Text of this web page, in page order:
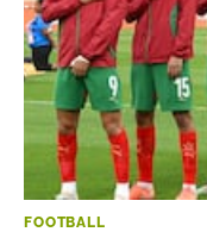
FOOTBALL